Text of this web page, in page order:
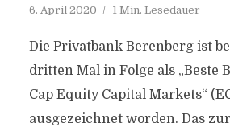
6. April 2020 1 Min. Lesedauer
Die Privatbank Berenberg ist
dritten Mal in Folge als „Beste
Cap Equity Capital Markets“
ausgezeichnet worden. Das